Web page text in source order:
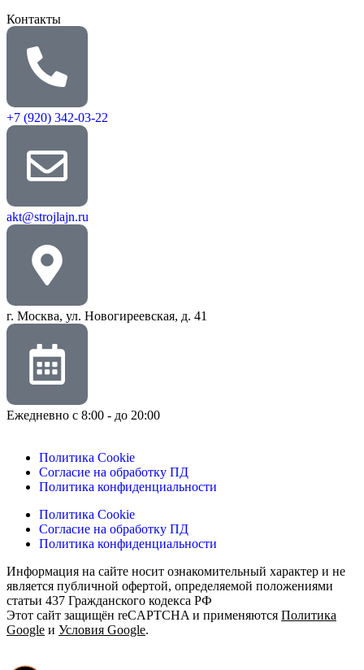
Контакты
+7 (920) 342-03-22
akt@strojlajn.ru
г. Москва, ул. Новогиреевская, д. 41
Ежедневно с 8:00 - до 20:00
Политика Cookie
Согласие на обработку ПД
Политика конфиденциальности
Политика Cookie
Согласие на обработку ПД
Политика конфиденциальности
Информация на сайте носит ознакомительный характер и не
является публичной офертой, определяемой положениями
статьи 437 Гражданского кодекса РФ
Этот сайт защищён reCAPTCHA и применяются Политика
Google и Условия Google.